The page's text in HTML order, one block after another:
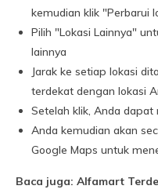
kemudian klik "Perbarui
Pilih "Lokasi Lainnya"
lainnya
Jarak ke setiap lokasi
terdekat dengan lokasi
Setelah klik, Anda
Anda kemudian akan
Google Maps untuk
Baca juga: Alfamart